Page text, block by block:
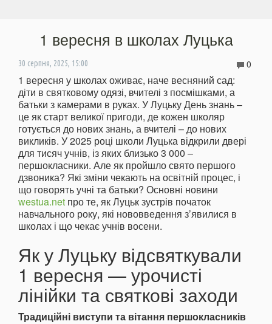
1 вересня в школах Луцька
30 серпня, 2025, 15:00 0
1 вересня у школах оживає, наче весняний сад:
діти в святковому одязі, вчителі з посмішками, а
батьки з камерами в руках. У Луцьку День знань –
це як старт великої пригоди, де кожен школяр
готується до нових знань, а вчителі – до нових
викликів. У 2025 році школи Луцька відкрили двері
для тисяч учнів, із яких близько 3 000 –
першокласники. Але як пройшло свято першого
дзвоника? Які зміни чекають на освітній процес, і
що говорять учні та батьки? Основні новини
westua.net про те, як Луцьк зустрів початок
навчального року, які нововведення з’явилися в
школах і що чекає учнів восени.
Як у Луцьку відсвяткували
1 вересня — урочисті
лінійки та святкові заходи
Традиційні виступи та вітання першокласників